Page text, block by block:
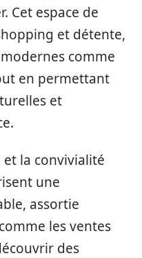
Cet espace de
et détente,
comme
en permettant
et
la convivialité
une
assortie
les ventes
des